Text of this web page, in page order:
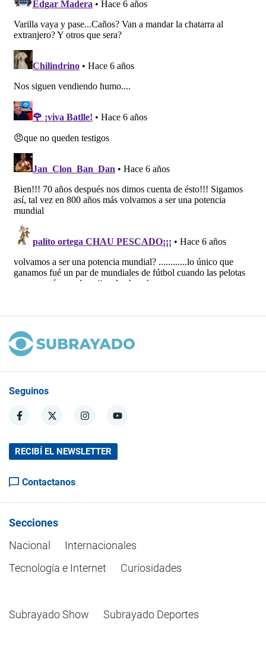
Seguinos
RECIBÍ EL NEWSLETTER
Contactanos
Secciones
Nacional
Internacionales
Tecnología e Internet
Curiosidades
Subrayado Show Subrayado Deportes